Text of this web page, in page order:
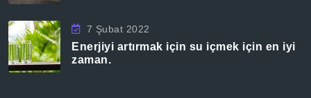
7 Şubat 2022
Enerjiyi artırmak için su içmek için en iyi
zaman.